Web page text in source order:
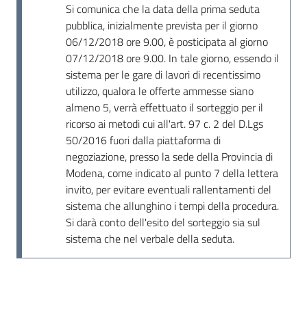
Si comunica che la data della prima seduta
pubblica, inizialmente prevista per il giorno
06/12/2018 ore 9.00, è posticipata al giorno
07/12/2018 ore 9.00. In tale giorno, essendo il
sistema per le gare di lavori di recentissimo
utilizzo, qualora le offerte ammesse siano
almeno 5, verrà effettuato il sorteggio per il
ricorso ai metodi cui all'art. 97 c. 2 del D.Lgs
50/2016 fuori dalla piattaforma di
negoziazione, presso la sede della Provincia di
Modena, come indicato al punto 7 della lettera
invito, per evitare eventuali rallentamenti del
sistema che allunghino i tempi della procedura.
Si darà conto dell'esito del sorteggio sia sul
sistema che nel verbale della seduta.